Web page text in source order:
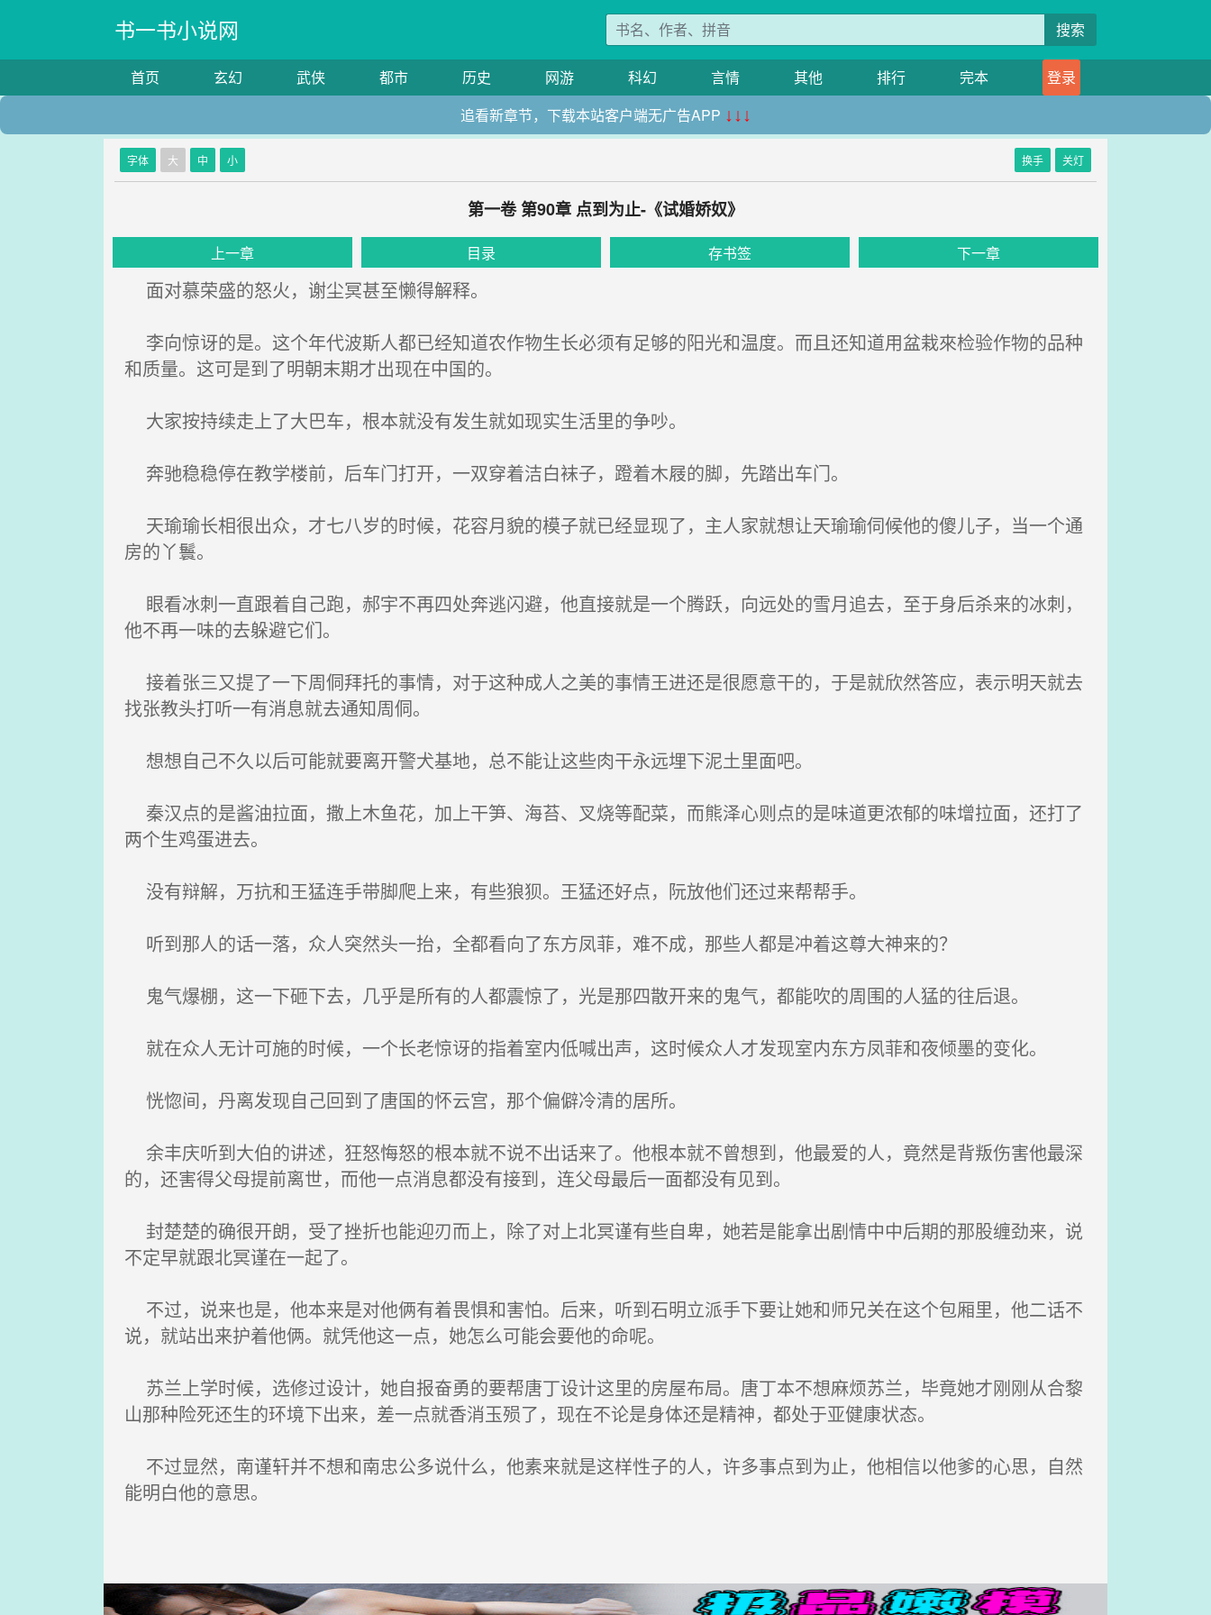
书一书小说网 搜索
首页 玄幻 武侠 都市 历史 网游 科幻 言情 其他 排行 完本
登录
追看新章节，下载本站客户端无广告APP ↓↓↓
字体 大 中 小 换手 关灯
第一卷 第90章 点到为止-《试婚娇奴》
上一章 目录 存书签 下一章
面对慕荣盛的怒火，谢尘冥甚至懒得解释。
李向惊讶的是。这个年代波斯人都已经知道农作物生长必须有足够的阳光和温度。而且还知道用盆栽來检验作物的品种
和质量。这可是到了明朝末期才出现在中国的。
大家按持续走上了大巴车，根本就没有发生就如现实生活里的争吵。
奔驰稳稳停在教学楼前，后车门打开，一双穿着洁白袜子，蹬着木屐的脚，先踏出车门。
天瑜瑜长相很出众，才七八岁的时候，花容月貌的模子就已经显现了，主人家就想让天瑜瑜伺候他的傻儿子，当一个通
房的丫鬟。
眼看冰刺一直跟着自己跑，郝宇不再四处奔逃闪避，他直接就是一个腾跃，向远处的雪月追去，至于身后杀来的冰刺，
他不再一味的去躲避它们。
接着张三又提了一下周侗拜托的事情，对于这种成人之美的事情王进还是很愿意干的，于是就欣然答应，表示明天就去
找张教头打听一有消息就去通知周侗。
想想自己不久以后可能就要离开警犬基地，总不能让这些肉干永远埋下泥土里面吧。
秦汉点的是酱油拉面，撒上木鱼花，加上干笋、海苔、叉烧等配菜，而熊泽心则点的是味道更浓郁的味增拉面，还打了
两个生鸡蛋进去。
没有辩解，万抗和王猛连手带脚爬上来，有些狼狈。王猛还好点，阮放他们还过来帮帮手。
听到那人的话一落，众人突然头一抬，全都看向了东方凤菲，难不成，那些人都是冲着这尊大神来的？
鬼气爆棚，这一下砸下去，几乎是所有的人都震惊了，光是那四散开来的鬼气，都能吹的周围的人猛的往后退。
就在众人无计可施的时候，一个长老惊讶的指着室内低喊出声，这时候众人才发现室内东方凤菲和夜倾墨的变化。
恍惚间，丹离发现自己回到了唐国的怀云宫，那个偏僻冷清的居所。
余丰庆听到大伯的讲述，狂怒悔怒的根本就不说不出话来了。他根本就不曾想到，他最爱的人，竟然是背叛伤害他最深
的，还害得父母提前离世，而他一点消息都没有接到，连父母最后一面都没有见到。
封楚楚的确很开朗，受了挫折也能迎刃而上，除了对上北冥谨有些自卑，她若是能拿出剧情中中后期的那股缠劲来，说
不定早就跟北冥谨在一起了。
不过，说来也是，他本来是对他俩有着畏惧和害怕。后来，听到石明立派手下要让她和师兄关在这个包厢里，他二话不
说，就站出来护着他俩。就凭他这一点，她怎么可能会要他的命呢。
苏兰上学时候，选修过设计，她自报奋勇的要帮唐丁设计这里的房屋布局。唐丁本不想麻烦苏兰，毕竟她才刚刚从合黎
山那种险死还生的环境下出来，差一点就香消玉殒了，现在不论是身体还是精神，都处于亚健康状态。
不过显然，南谨轩并不想和南忠公多说什么，他素来就是这样性子的人，许多事点到为止，他相信以他爹的心思，自然
能明白他的意思。